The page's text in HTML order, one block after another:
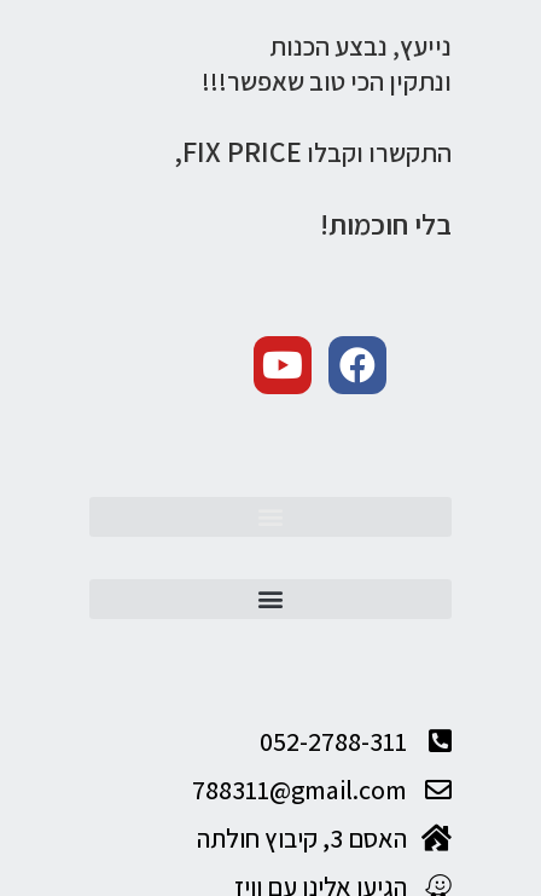
נייעץ, נבצע הכנות
ונתקין הכי טוב שאפשר!!!
התקשרו וקבלו FIX PRICE,
בלי חוכמות!
052-2788-311
788311@gmail.com
האסם 3, קיבוץ חולתה
הגיעו אלינו עם וויז